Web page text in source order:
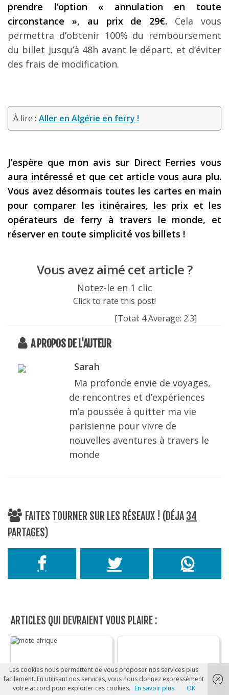
prendre l’option « annulation en toute
circonstance », au prix de 29€. Cela vous
permettra d’obtenir 100% du remboursement
du billet jusqu’à 48h avant le départ, et d’éviter
des frais de modification.
À lire :Aller en Algérie en ferry !
J’espère que mon avis sur Direct Ferries vous
aura intéressé et que cet article vous aura plu.
Vous avez désormais toutes les cartes en main
pour comparer les itinéraires, les prix et les
opérateurs de ferry à travers le monde, et
réserver en toute simplicité vos billets !
Vous avez aimé cet article ?
Notez-le en 1 clic
Click to rate this post!
[Total: 4Average: 2.3]
A PROPOS DE L'AUTEUR
Sarah
Ma profonde envie de voyages,
de rencontres et d’expériences
m’a poussée à quitter ma vie
parisienne pour vivre de
nouvelles aventures à travers le
monde
FAITES TOURNER SUR LES RÉSEAUX ! (DÉJA 34
PARTAGES)
ARTICLES QUI DEVRAIENT VOUS PLAIRE :
Les cookies nous permettent de vous proposer nos services plus
facilement. En utilisant nos services, vous nous donnez expressément
votre accord pour exploiter ces cookies. En savoir plus OK